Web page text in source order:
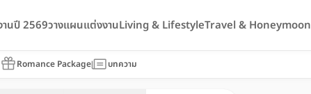
นปี 2569วางแผนแต่งงานLiving & LifestyleTravel & Honeymoon
Romance Package บทความ